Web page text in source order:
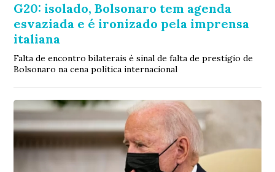
G20: isolado, Bolsonaro tem agenda
esvaziada e é ironizado pela imprensa
italiana
Falta de encontro bilaterais é sinal de falta de prestígio de
Bolsonaro na cena política internacional